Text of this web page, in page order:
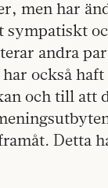
men har
sympatiskt
andra
också
och till att
Detta